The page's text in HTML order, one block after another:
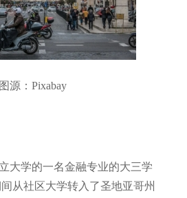
图源：Pixabay
大学的一名金融专业的大三学
从社区大学转入了圣地亚哥州